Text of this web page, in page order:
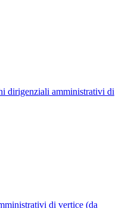
dirigenziali amministrativi di
di vertice (da